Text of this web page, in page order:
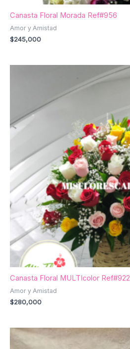
Canasta Floral Morada Ref#956
Amor y Amistad
$245,000
Canasta Floral MULTIcolor Ref#922
Amor y Amistad
$280,000